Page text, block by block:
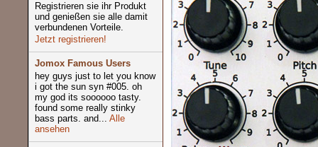
Registrieren sie ihr Produkt
und genießen sie alle damit
verbundenen Vorteile.
Jetzt registrieren!
Jomox Famous Users
hey guys just to let you know
i got the sun syn #005. oh
my god its soooooo tasty.
found some really stinky
bass parts. and... Alle
ansehen